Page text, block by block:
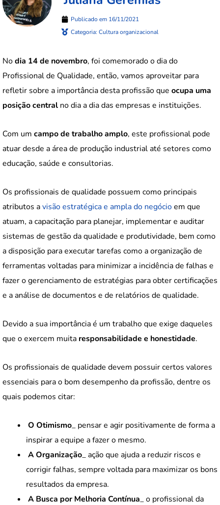
Publicado em 16/11/2021
Categoria: Cultura organizacional
Nodia 14 de novembro, foi comemorado o dia do
Profissional de Qualidade, então, vamos aproveitar para
refletir sobre a importância desta profissão que ocupa uma
posição central no dia a dia das empresas e instituições.
Com um campo de trabalho amplo, este profissional pode
atuar desde a área de produção industrial até setores como
educação, saúde e consultorias.
Os profissionais de qualidade possuem como principais
atributos avisão estratégica e ampla do negócioem que
atuam, a capacitação para planejar, implementar e auditar
sistemas de gestão da qualidade e produtividade, bem como
a disposição para executar tarefas como a organização de
ferramentas voltadas para minimizar a incidência de falhas e
fazer o gerenciamento de estratégias para obter certificações
e a análise de documentos e de relatórios de qualidade.
Devido a sua importância é um trabalho que exige daqueles
que o exercem muita responsabilidade e honestidade.
Os profissionais de qualidade devem possuir certos valores
essenciais para o bom desempenho da profissão, dentre os
quais podemos citar:
O Otimismo_ pensar e agir positivamente de forma a
inspirar a equipe a fazer o mesmo.
A Organização_ ação que ajuda a reduzir riscos e
corrigir falhas, sempre voltada para maximizar os bons
resultados da empresa.
A Busca por Melhoria Contínua_ o profissional da